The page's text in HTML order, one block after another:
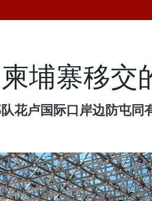
埔寨移交
花卢国际口岸边防屯同